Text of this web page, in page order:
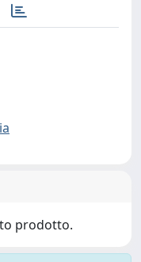
prodotto.